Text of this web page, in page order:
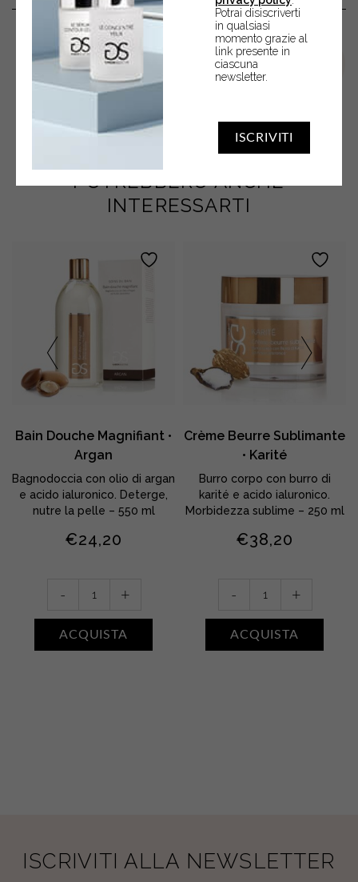
ISCRIVITI
Potrai disiscriverti
in qualsiasi
momento grazie al
link presente in
ciascuna
newsletter.
POTREBBERO ANCHE
INTERESSARTI
Bain Douche Magnifiant •
Argan
Bagnodoccia con olio di argan
e acido ialuronico. Deterge,
nutre la pelle – 550 ml
€24,20
- +
ACQUISTA
Crème Beurre Sublimante
• Karité
Burro corpo con burro di
karité e acido ialuronico.
Morbidezza sublime – 250 ml
€38,20
- +
ACQUISTA
ISCRIVITI ALLA NEWSLETTER